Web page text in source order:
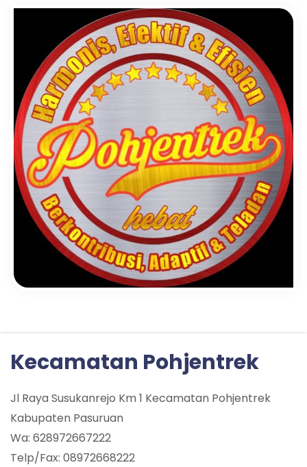
Kecamatan Pohjentrek
Jl Raya Susukanrejo Km 1 Kecamatan Pohjentrek
Kabupaten Pasuruan
Wa: 628972667222
Telp/Fax: 08972668222